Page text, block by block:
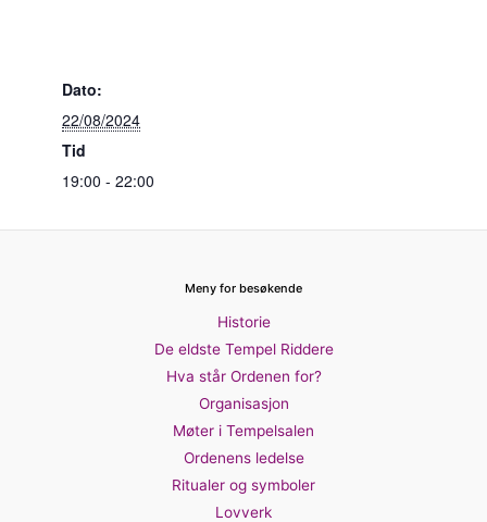
Dato:
22/08/2024
Tid
19:00 - 22:00
Meny for besøkende
Historie
De eldste Tempel Riddere
Hva står Ordenen for?
Organisasjon
Møter i Tempelsalen
Ordenens ledelse
Ritualer og symboler
Lovverk